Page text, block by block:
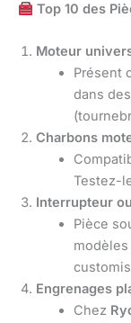
Top 10 des
Moteur
Présent
dans
Charbons
Testez-
Interrupteur
Pièce
modèles
Engrenages
Chez